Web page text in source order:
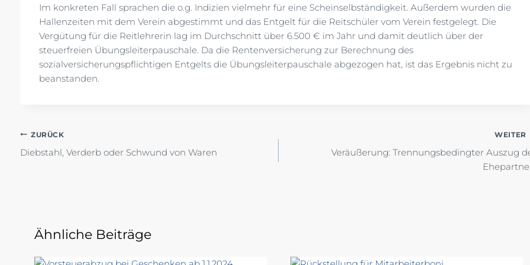
Im konkreten Fall sprachen die o.g. Indizien vielmehr für eine Scheinselbständigkeit. Außerdem wurden die
Hallenzeiten mit dem Verein abgestimmt und das Entgelt für die Reitschüler vom Verein festgelegt. Die
Vergütung für die Reitlehrerin lag im Durchschnitt über 6.500 € im Jahr und damit deutlich über der
steuerfreien Übungsleiterpauschale. Da die Rentenversicherung zur Berechnung des
sozialversicherungspflichtigen Entgelts die Übungsleiterpauschale abgezogen hat, ist das Ergebnis nicht zu
beanstanden.
Beitragsnavigation
ZURÜCK
Diebstahl, Verderb oder Schwund von Waren
WEITER
Veräußerung: Trennungsbedingter Auszug
Ähnliche Beiträge